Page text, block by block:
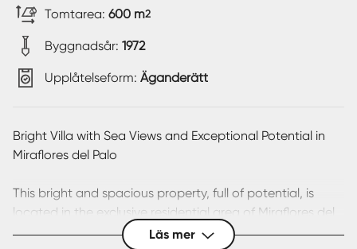
Tomtarea: 600 m2
Byggnadsår: 1972
Upplåtelseform: Äganderätt
Bright Villa with Sea Views and Exceptional Potential in
Miraflores del Palo
This bright and spacious property, full of potential, is
located in the exclusive residential area of Miraflores del
Palo, one of Málaga’s most sought-after neighborhoods.
Läs mer